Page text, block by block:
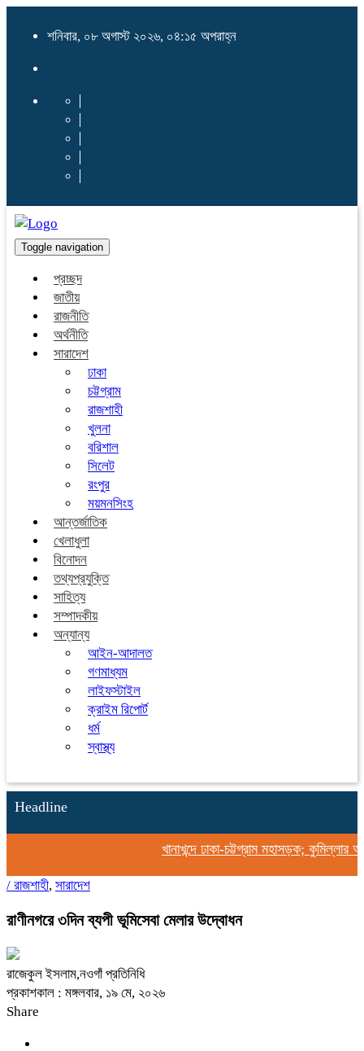
শনিবার, ০৮ অগাস্ট ২০২৬, ০৪:১৫ অপরাহ্ন
Toggle navigation
প্রচ্ছদ
জাতীয়
রাজনীতি
অর্থনীতি
সারাদেশ
ঢাকা
চট্টগ্রাম
রাজশাহী
খুলনা
বরিশাল
সিলেট
রংপুর
ময়মনসিংহ
আন্তর্জাতিক
খেলাধুলা
বিনোদন
তথ্যপ্রযুক্তি
সাহিত্য
সম্পাদকীয়
অন্যান্য
আইন-আদালত
গণমাধ্যম
লাইফস্টাইল
ক্রাইম রিপোর্ট
ধর্ম
স্বাস্থ্য
Headline
খানাখন্দে ঢাকা-চট্টগ্রাম মহাসড়ক; কুমিল্লার
/ রাজশাহী, সারাদেশ
রাণীনগরে ৩দিন ব্যপী ভূমিসেবা মেলার উদ্বোধন
রাজেকুল ইসলাম,নওগাঁ প্রতিনিধি
প্রকাশকাল : মঙ্গলবার, ১৯ মে, ২০২৬
Share